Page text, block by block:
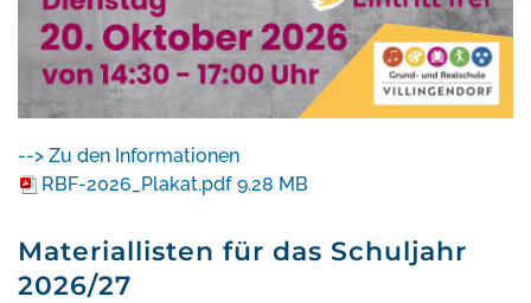
--> Zu den Informationen
RBF-2026_Plakat.pdf 9.28 MB
Materiallisten für das Schuljahr
2026/27